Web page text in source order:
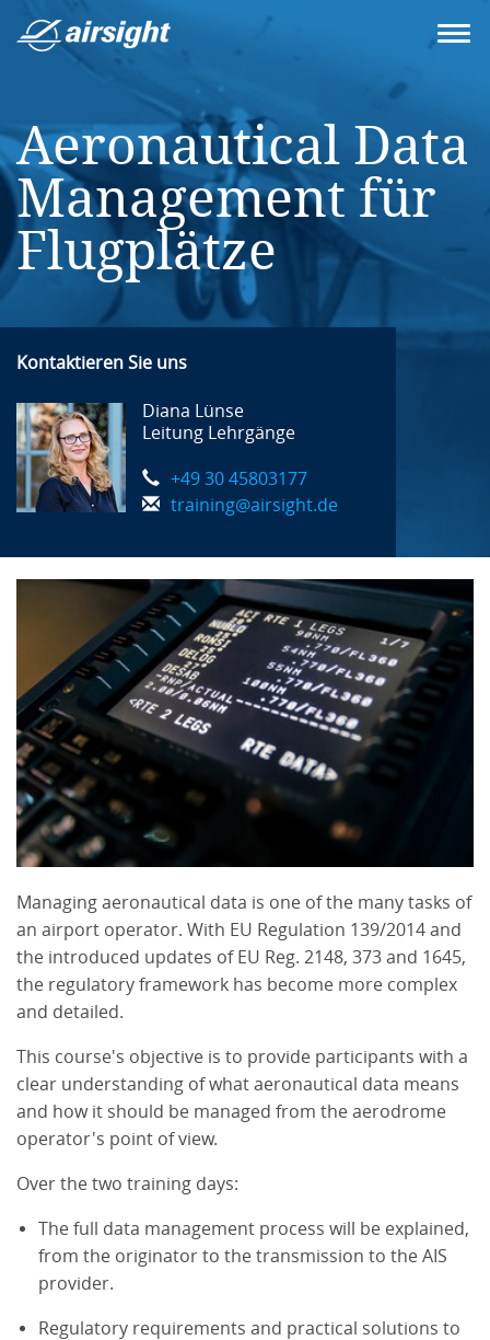
Aeronautical Data
Management für
Flugplätze
Kontaktieren Sie uns
Diana Lünse
Leitung Lehrgänge
+49 30 45803177
training@airsight.de
Managing aeronautical data is one of the many tasks of
an airport operator. With EU Regulation 139/2014 and
the introduced updates of EU Reg. 2148, 373 and 1645,
the regulatory framework has become more complex
and detailed.
This course's objective is to provide participants with a
clear understanding of what aeronautical data means
and how it should be managed from the aerodrome
operator's point of view.
Over the two training days:
The full data management process will be explained,
from the originator to the transmission to the AIS
provider.
Regulatory requirements and practical solutions to